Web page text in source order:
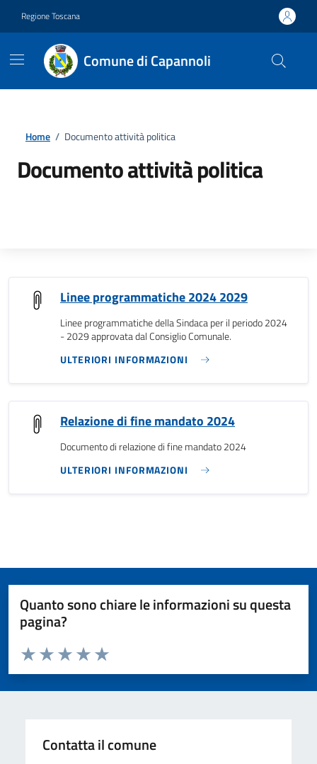
Regione Toscana
Comune di Capannoli
Home / Documento attività politica
Documento attività politica
Linee programmatiche 2024 2029
Linee programmatiche della Sindaca per il periodo 2024
- 2029 approvata dal Consiglio Comunale.
ULTERIORI INFORMAZIONI
Relazione di fine mandato 2024
Documento di relazione di fine mandato 2024
ULTERIORI INFORMAZIONI
Quanto sono chiare le informazioni su questa
pagina?
Valuta da 1 a 5 stelle la pagina
Valuta 5 stelle su 5
Valuta 4 stelle su 5
Valuta 3 stelle su 5
Valuta 2 stelle su 5
Valuta 1 stelle su 5
Contatta il comune